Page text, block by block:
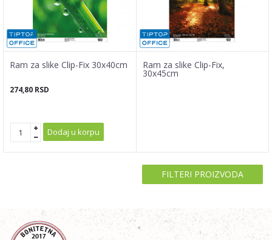
Ram za slike Clip-Fix 30x40cm
274,80 RSD
Dodaj u korpu
Ram za slike Clip-Fix,
30x45cm
FILTERI PROIZVODA